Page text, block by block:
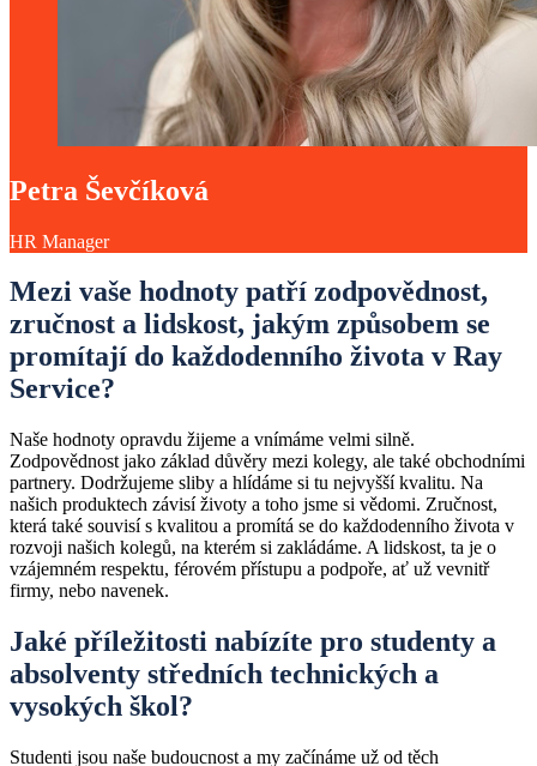
Petra Ševčíková
HR Manager
Mezi vaše hodnoty patří zodpovědnost,
zručnost a lidskost, jakým způsobem se
promítají do každodenního života v Ray
Service?
Naše hodnoty opravdu žijeme a vnímáme velmi silně.
Zodpovědnost jako základ důvěry mezi kolegy, ale také obchodními
partnery. Dodržujeme sliby a hlídáme si tu nejvyšší kvalitu. Na
našich produktech závisí životy a toho jsme si vědomi. Zručnost,
která také souvisí s kvalitou a promítá se do každodenního života v
rozvoji našich kolegů, na kterém si zakládáme. A lidskost, ta je o
vzájemném respektu, férovém přístupu a podpoře, ať už vevnitř
firmy, nebo navenek.
Jaké příležitosti nabízíte pro studenty a
absolventy středních technických a
vysokých škol?
Studenti jsou naše budoucnost a my začínáme už od těch